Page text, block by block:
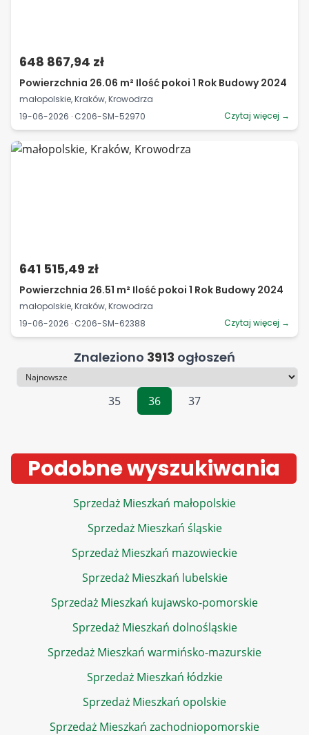
648 867,94 zł
Powierzchnia 26.06 m² Ilość pokoi 1 Rok Budowy 2024
małopolskie, Kraków, Krowodrza
19-06-2026 · C206-SM-52970
Czytaj więcej →
641 515,49 zł
Powierzchnia 26.51 m² Ilość pokoi 1 Rok Budowy 2024
małopolskie, Kraków, Krowodrza
19-06-2026 · C206-SM-62388
Czytaj więcej →
Znaleziono 3913 ogłoszeń
Sortowanie
35
36 37
Podobne wyszukiwania
Sprzedaż Mieszkań małopolskie
Sprzedaż Mieszkań śląskie
Sprzedaż Mieszkań mazowieckie
Sprzedaż Mieszkań lubelskie
Sprzedaż Mieszkań kujawsko-pomorskie
Sprzedaż Mieszkań dolnośląskie
Sprzedaż Mieszkań warmińsko-mazurskie
Sprzedaż Mieszkań łódzkie
Sprzedaż Mieszkań opolskie
Sprzedaż Mieszkań zachodniopomorskie